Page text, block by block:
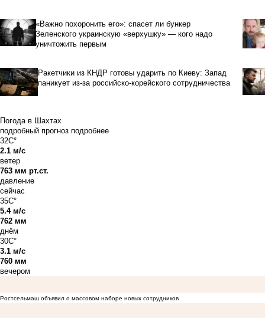
«Важно похоронить его»: спасет ли бункер
Зеленского украинскую «верхушку» — кого надо
уничтожить первым
Ракетчики из КНДР готовы ударить по Киеву: Запад
паникует из-за российско-корейского сотрудничества
Погода в Шахтах
подробный прогноз подробнее
32C°
2.1 м/с
ветер
763 мм рт.ст.
давление
сейчас
35C°
5.4 м/с
762 мм
днём
30C°
3.1 м/с
760 мм
вечером
Ростсельмаш объявил о массовом наборе новых сотрудников